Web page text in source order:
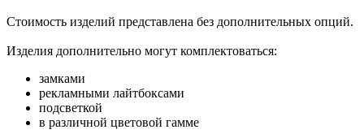
Стоимость изделий представлена без дополнительных опций.
Изделия дополнительно могут комплектоваться:
замками
рекламными лайтбоксами
подсветкой
в различной цветовой гамме